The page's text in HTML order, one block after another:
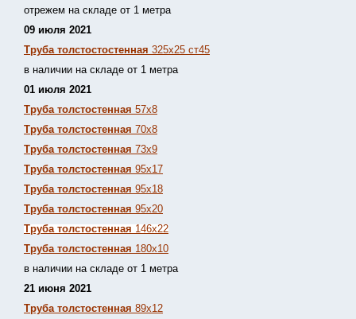
отрежем на складе от 1 метра
09 июля 2021
Труба толстостостенная 325х25 ст45
в наличии на складе от 1 метра
01 июля 2021
Труба толстостенная 57х8
Труба толстостенная 70х8
Труба толстостенная 73х9
Труба толстостенная 95х17
Труба толстостенная 95х18
Труба толстостенная 95х20
Труба толстостенная 146х22
Труба толстостенная 180х10
в наличии на складе от 1 метра
21 июня 2021
Труба толстостенная 89х12